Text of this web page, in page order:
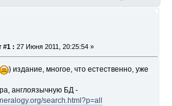
#1 : 27 Июня 2011, 20:25:54 »
) издание, многое, что естественно, уже
англоязычную БД -
search.html?p=all